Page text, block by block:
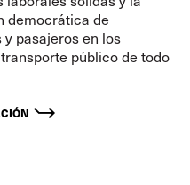
democrática de
pasajeros en los
público de todo